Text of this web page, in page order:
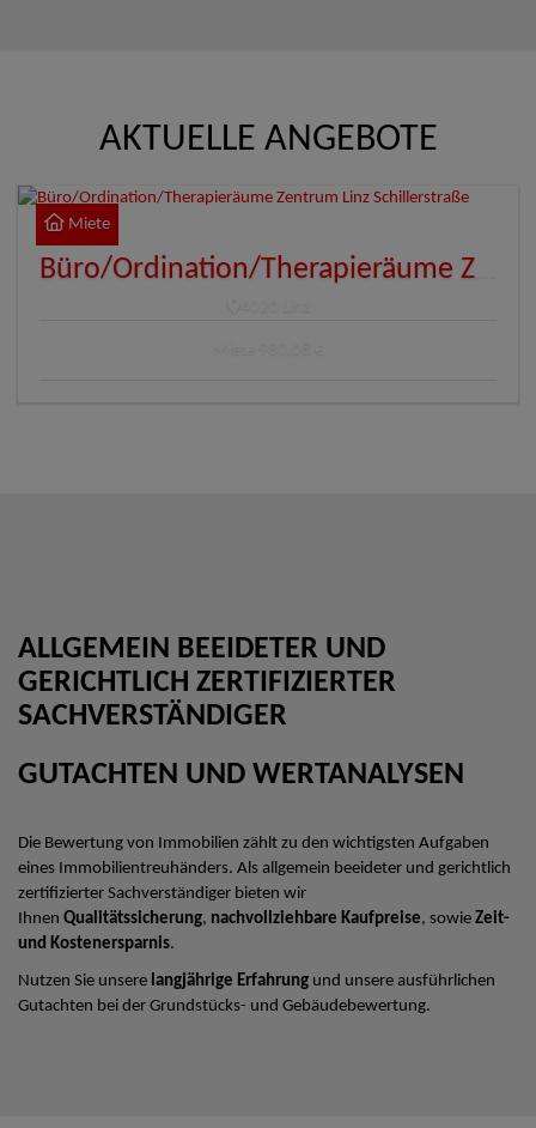
AKTUELLE ANGEBOTE
Miete
ALLGEMEIN BEEIDETER UND
GERICHTLICH ZERTIFIZIERTER
SACHVERSTÄNDIGER
GUTACHTEN UND WERTANALYSEN
Die Bewertung von Immobilien zählt zu den wichtigsten Aufgaben
eines Immobilientreuhänders. Als allgemein beeideter und gerichtlich
zertifizierter Sachverständiger bieten wir
Ihnen Qualitätssicherung, nachvollziehbare Kaufpreise, sowie Zeit-
und Kostenersparnis.
Nutzen Sie unsere langjährige Erfahrung und unsere ausführlichen
Gutachten bei der Grundstücks- und Gebäudebewertung.